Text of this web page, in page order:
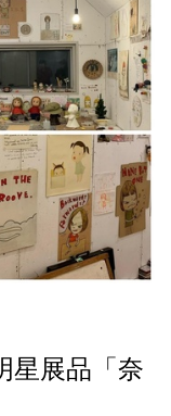
展品「奈